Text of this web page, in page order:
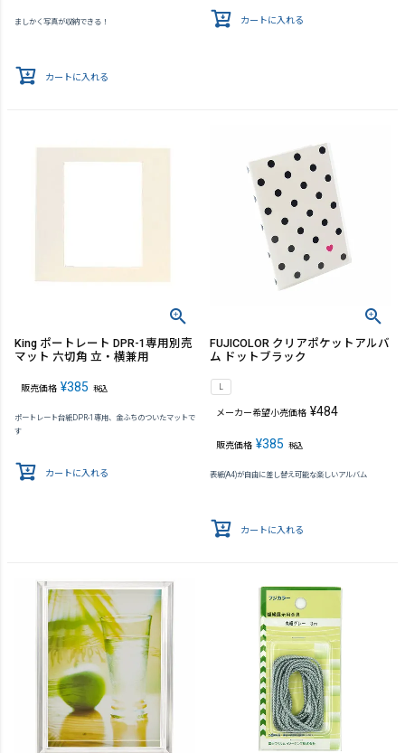
ましかく写真が収納できる！
カートに入れる
カートに入れる
King ポートレート DPR-1専用別売
マット 六切角 立・横兼用
販売価格 ¥385 税込
ポートレート台紙DPR-1専用、金ふちのついたマットで
す
カートに入れる
FUJICOLOR クリアポケットアルバ
ム ドットブラック
L
メーカー希望小売価格 ¥484
販売価格 ¥385 税込
表紙(A4)が自由に差し替え可能な楽しいアルバム
カートに入れる